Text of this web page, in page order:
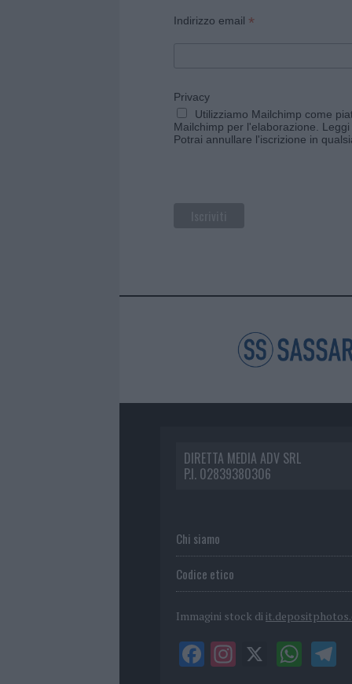
Indirizzo email *
Privacy
Utilizziamo Mailchimp come
Mailchimp per l'elaborazione.
Potrai annullare l'iscrizione in
DIRETTA MEDIA ADV SRL
P.I. 02839380306
Chi siamo
Codice etico
Immagini stock di